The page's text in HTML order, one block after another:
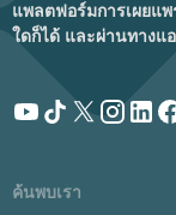
แพลตฟอร์มการเผยแ
ใดก็ได้ และผ่านทางแ
ค้นพบเรา